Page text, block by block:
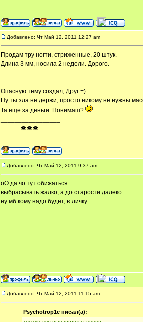
Добавлено: Чт Май 12, 2011 12:27 am
Продам тру ногти, стриженные, 20 штук.
Длина 3 мм, носила 2 недели. Дорого.
Опасную тему создал, Друг =)
Ну ты зла не держи, просто никому не нужны
Та еще за деньги. Понимаш?
ᅠ ᅠ ᅠ👁👁👁
Добавлено: Чт Май 12, 2011 9:37 am
оО да чо тут обижаться.
выбрасывать жалко, а до старости далеко.
ну мб кому надо будет, в личку.
Добавлено: Чт Май 12, 2011 11:15 am
Psychotrop1c писал(а):